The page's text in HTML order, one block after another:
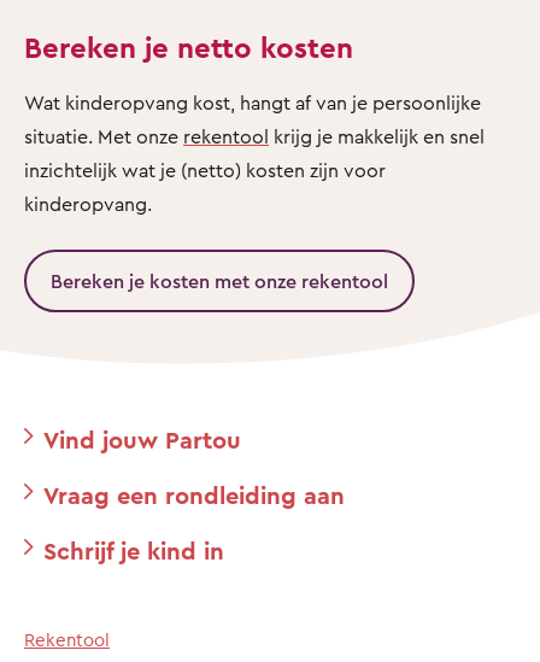
Bereken je netto kosten
Wat kinderopvang kost, hangt af van je persoonlijke
situatie. Met onze rekentool krijg je makkelijk en snel
inzichtelijk wat je (netto) kosten zijn voor
kinderopvang.
Bereken je kosten met onze rekentool
Vind jouw Partou
Vraag een rondleiding aan
Schrijf je kind in
Rekentool